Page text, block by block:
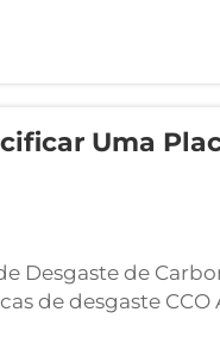
Uma
Desgaste de
de desgaste CCO
a partir de